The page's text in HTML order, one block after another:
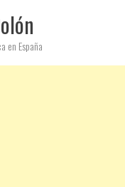
en España